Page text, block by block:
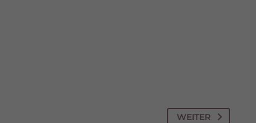
WEITER